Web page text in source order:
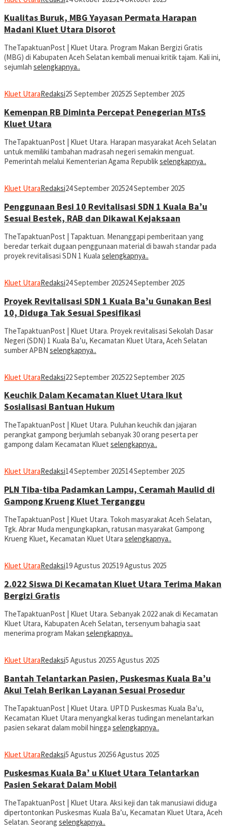
Kualitas Buruk, MBG Yayasan Permata Harapan
Madani Kluet Utara Disorot
TheTapaktuanPost | Kluet Utara. Program Makan Bergizi Gratis
(MBG) di Kabupaten Aceh Selatan kembali menuai kritik tajam. Kali ini,
sejumlah selengkapnya..
Kluet UtaraRedaksi25 September 202525 September 2025
Kemenpan RB Diminta Percepat Penegerian MTsS
Kluet Utara
TheTapaktuanPost | Kluet Utara. Harapan masyarakat Aceh Selatan
untuk memiliki tambahan madrasah negeri semakin menguat.
Pemerintah melalui Kementerian Agama Republikselengkapnya..
Kluet UtaraRedaksi24 September 202524 September 2025
Penggunaan Besi 10 Revitalisasi SDN 1 Kuala Ba’u
Sesuai Bestek, RAB dan Dikawal Kejaksaan
TheTapaktuanPost | Tapaktuan. Menanggapi pemberitaan yang
beredar terkait dugaan penggunaan material di bawah standar pada
proyek revitalisasi SDN 1 Kuala selengkapnya..
Kluet UtaraRedaksi24 September 202524 September 2025
Proyek Revitalisasi SDN 1 Kuala Ba’u Gunakan Besi
10, Diduga Tak Sesuai Spesifikasi
TheTapaktuanPost | Kluet Utara. Proyek revitalisasi Sekolah Dasar
Negeri (SDN) 1 Kuala Ba’u, Kecamatan Kluet Utara, Aceh Selatan
sumber APBN selengkapnya..
Kluet UtaraRedaksi22 September 202522 September 2025
Keuchik Dalam Kecamatan Kluet Utara Ikut
Sosialisasi Bantuan Hukum
TheTapaktuanPost | Kluet Utara. Puluhan keuchik dan jajaran
perangkat gampong berjumlah sebanyak 30 orang peserta per
gampong dalam Kecamatan Kluet selengkapnya..
Kluet UtaraRedaksi14 September 202514 September 2025
PLN Tiba-tiba Padamkan Lampu, Ceramah Maulid di
Gampong Krueng Kluet Terganggu
TheTapaktuanPost | Kluet Utara. Tokoh masyarakat Aceh Selatan,
Tgk. Abrar Muda mengungkapkan, ratusan masyarakat Gampong
Krueng Kluet, Kecamatan Kluet Utara selengkapnya..
Kluet UtaraRedaksi19 Agustus 202519 Agustus 2025
2.022 Siswa Di Kecamatan Kluet Utara Terima Makan
Bergizi Gratis
TheTapaktuanPost | Kluet Utara. Sebanyak 2.022 anak di Kecamatan
Kluet Utara, Kabupaten Aceh Selatan, tersenyum bahagia saat
menerima program Makan selengkapnya..
Kluet UtaraRedaksi5 Agustus 20255 Agustus 2025
Bantah Telantarkan Pasien, Puskesmas Kuala Ba’u
Akui Telah Berikan Layanan Sesuai Prosedur
TheTapaktuanPost | Kluet Utara. UPTD Puskesmas Kuala Ba’u,
Kecamatan Kluet Utara menyangkal keras tudingan menelantarkan
pasien sekarat dalam mobil hingga selengkapnya..
Kluet UtaraRedaksi5 Agustus 20256 Agustus 2025
Puskesmas Kuala Ba’ u Kluet Utara Telantarkan
Pasien Sekarat Dalam Mobil
TheTapaktuanPost | Kluet Utara. Aksi keji dan tak manusiawi diduga
dipertontonkan Puskesmas Kuala Ba’u, Kecamatan Kluet Utara, Aceh
Selatan. Seorang selengkapnya..